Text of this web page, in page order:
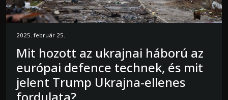
2025. február 25.
Mit hozott az ukrajnai háború az
európai defence technek, és mit
jelent Trump Ukrajna-ellenes
fordulata?